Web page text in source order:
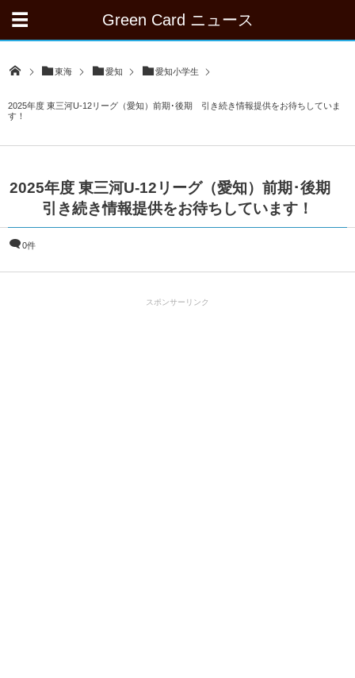
Green Card ニュース
東海 愛知 愛知小学生
2025年度 東三河U-12リーグ（愛知）前期･後期 引き続き情報提供をお待ちしていま
す！
2025年度 東三河U-12リーグ（愛知）前期･後期
引き続き情報提供をお待ちしています！
0件
スポンサーリンク